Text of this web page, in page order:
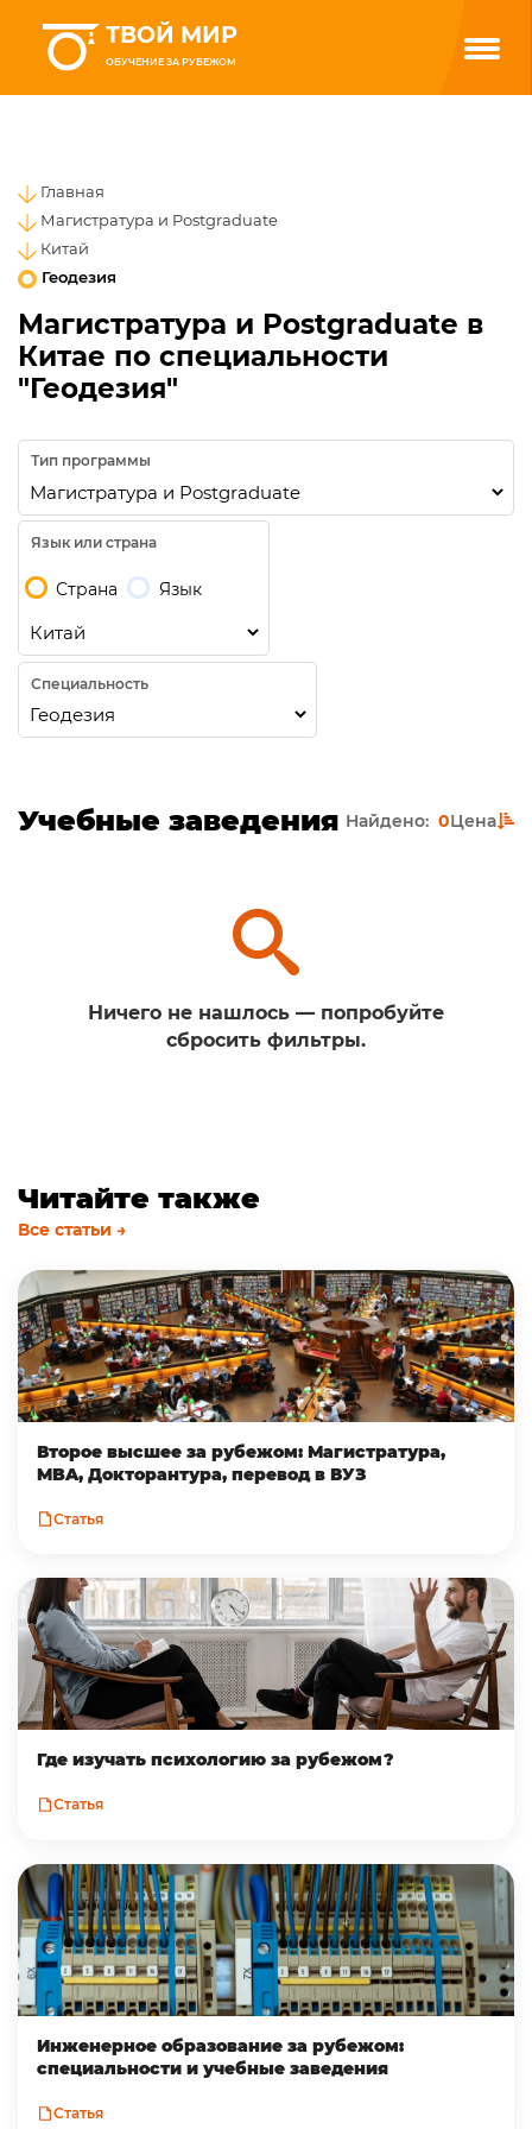
ТВОЙ МИР
ОБУЧЕНИЕ ЗА РУБЕЖОМ
Главная
Магистратура и Postgraduate
Китай
Геодезия
Магистратура и Postgraduate в
Китае по специальности
"Геодезия"
Тип программы
Язык или страна
Страна Язык
Специальность
Учебные заведения Найдено: 0Цена
Ничего не нашлось — попробуйте
сбросить фильтры.
Читайте также
Все статьи →
Второе высшее за рубежом: Магистратура,
MBA, Докторантура, перевод в ВУЗ
Статья
Где изучать психологию за рубежом?
Статья
Инженерное образование за рубежом:
специальности и учебные заведения
Статья